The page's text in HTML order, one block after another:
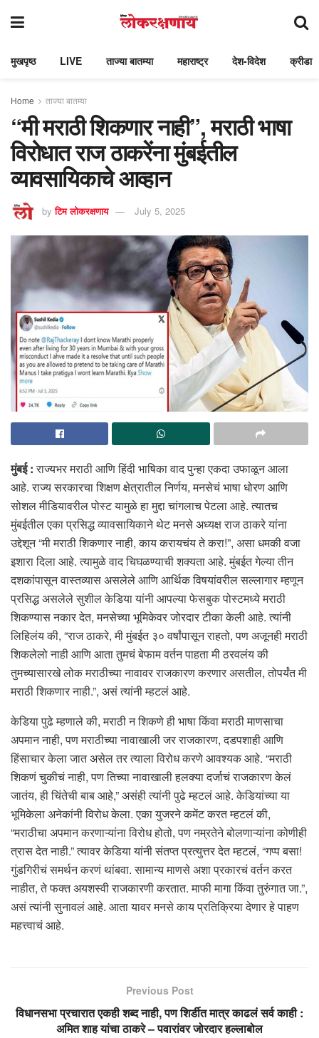
मुखपृष्ठ LIVE ताज्या बातम्या महाराष्ट्र देश-विदेश क्रीडा
Home ताज्या बातम्या
“मी मराठी शिकणार नाही”, मराठी भाषा
विरोधात राज ठाकरेंना मुंबईतील
व्यावसायिकाचे आव्हान
by टिम लोकरक्षणाय July 5, 2025
मुंबई :राज्यभर मराठी आणि हिंदी भाषिका वाद पुन्हा एकदा उफाळून आला
आहे. राज्य सरकारचा शिक्षण क्षेत्रातील निर्णय, मनसेचं भाषा धोरण आणि
सोशल मीडियावरील पोस्ट यामुळे हा मुद्दा चांगलाच पेटला आहे. त्यातच
मुंबईतील एका प्रसिद्ध व्यावसायिकाने थेट मनसे अध्यक्ष राज ठाकरे यांना
उद्देशून “मी मराठी शिकणार नाही, काय करायचंय ते करा!”, असा धमकी वजा
इशारा दिला आहे. त्यामुळे वाद चिघळण्याची शक्यता आहे. मुंबईत गेल्या तीन
दशकांपासून वास्तव्यास असलेले आणि आर्थिक विषयांवरील सल्लागार म्हणून
प्रसिद्ध असलेले सुशील केडिया यांनी आपल्या फेसबुक पोस्टमध्ये मराठी
शिकण्यास नकार देत, मनसेच्या भूमिकेवर जोरदार टीका केली आहे. त्यांनी
लिहिलंय की, “राज ठाकरे, मी मुंबईत ३० वर्षांपासून राहतो, पण अजूनही मराठी
शिकलेलो नाही आणि आता तुमचं बेफाम वर्तन पाहता मी ठरवलंय की
तुमच्यासारखे लोक मराठीच्या नावावर राजकारण करणार असतील, तोपर्यंत मी
मराठी शिकणार नाही.”, असं त्यांनी म्हटलं आहे.
केडिया पुढे म्हणाले की, मराठी न शिकणे ही भाषा किंवा मराठी माणसाचा
अपमान नाही, पण मराठीच्या नावाखाली जर राजकारण, दडपशाही आणि
हिंसाचार केला जात असेल तर त्याला विरोध करणे आवश्यक आहे. “मराठी
शिकणं चुकीचं नाही, पण तिच्या नावाखाली हलक्या दर्जाचं राजकारण केलं
जातंय, ही चिंतेची बाब आहे,” असंही त्यांनी पुढे म्हटलं आहे. केडियांच्या या
भूमिकेला अनेकांनी विरोध केला. एका युजरने कमेंट करत म्हटलं की,
“मराठीचा अपमान करणाऱ्यांना विरोध होतो, पण नम्रतेने बोलणाऱ्यांना कोणीही
त्रास देत नाही.” त्यावर केडिया यांनी संतप्त प्रत्युत्तर देत म्हटलं, “गप्प बसा!
गुंडगिरीचं समर्थन करणं थांबवा. सामान्य माणसे अशा प्रकारचं वर्तन करत
नाहीत, ते फक्त अयशस्वी राजकारणी करतात. माफी मागा किंवा तुरुंगात जा.”,
असं त्यांनी सुनावलं आहे. आता यावर मनसे काय प्रतिक्रिया देणार हे पाहण
महत्त्वाचं आहे.
Previous Post
विधानसभा प्रचारात एकही शब्द नाही, पण शिर्डीत मात्र काढलं सर्व काही :
अमित शाह यांचा ठाकरे – पवारांवर जोरदार हल्लाबोल